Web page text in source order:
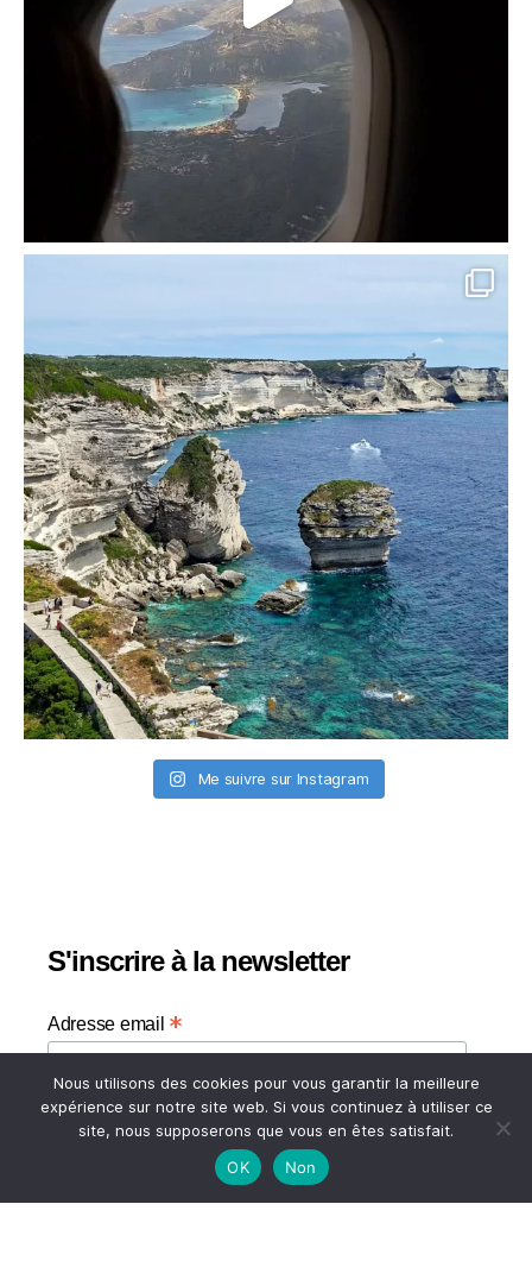
Me suivre sur Instagram
S'inscrire à la newsletter
Adresse email *
Votre adresse email
Nous utilisons des cookies pour vous garantir la meilleure
expérience sur notre site web. Si vous continuez à utiliser ce
site, nous supposerons que vous en êtes satisfait.
OK
Non